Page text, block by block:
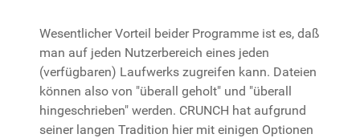
Wesentlicher Vorteil beider Programme ist es, daß
man auf jeden Nutzerbereich eines jeden
(verfügbaren) Laufwerks zugreifen kann. Dateien
können also von "überall geholt" und "überall
hingeschrieben" werden. CRUNCH hat aufgrund
seiner langen Tradition hier mit einigen Optionen